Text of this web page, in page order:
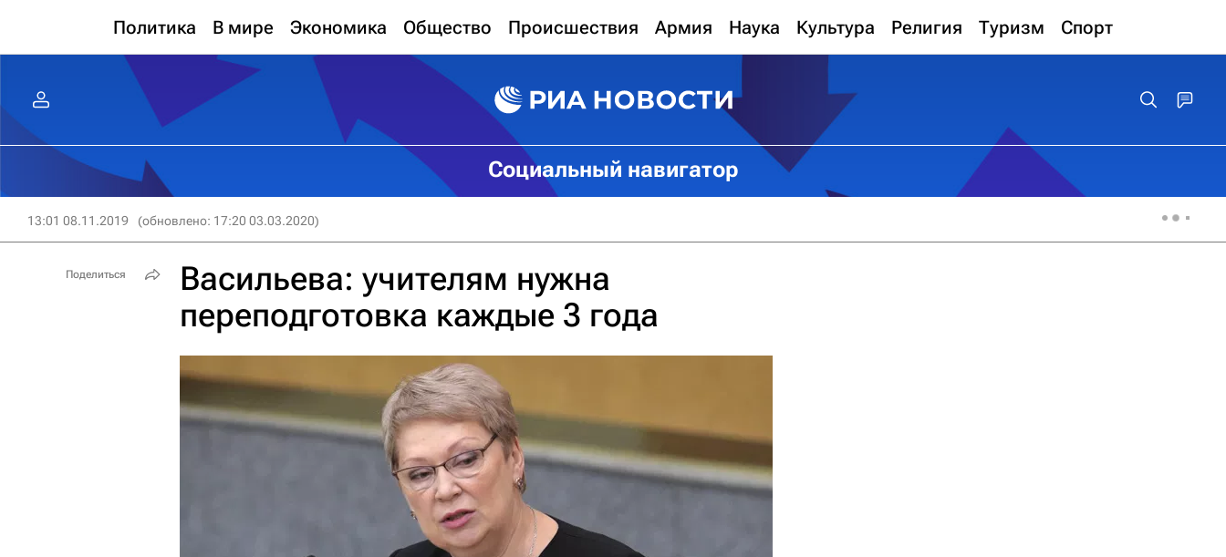
Политика В мире Экономика Общество Происшествия Армия Наука Культура Религия Туризм Спорт
Социальный навигатор
13:01 08.11.2019 (обновлено: 17:20 03.03.2020)
Васильева: учителям нужна
переподготовка каждые 3 года
Поделиться